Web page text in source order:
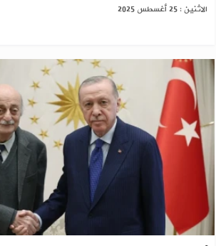
الاثنين : 25 أغسطس 2025
مصادر لبنانية: جنبلاط يعرض على